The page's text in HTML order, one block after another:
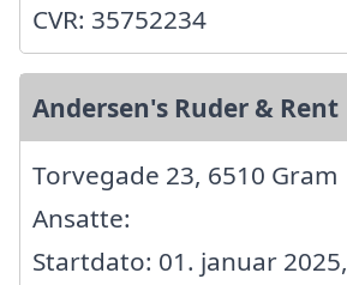
CVR: 35752234
Andersen's Ruder & Rent
Torvegade 23, 6510 Gram
Ansatte:
Startdato: 01. januar 2025,